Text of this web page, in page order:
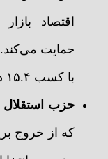
اقتصاد
با کسب ۱۵.۴ درصد آرا، سومین حزب پرطرفدار شد.
حزب استقلال
که از خروج